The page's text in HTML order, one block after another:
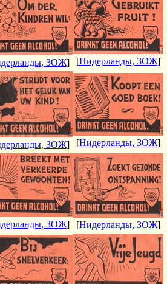
ЗОЖ] [Нидерланды, ЗОЖ]
ЗОЖ] [Нидерланды, ЗОЖ]
ЗОЖ] [Нидерланды, ЗОЖ]